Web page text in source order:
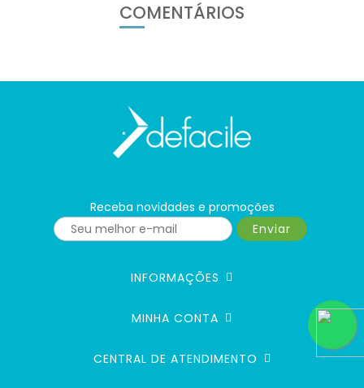
COMENTÁRIOS
Receba novidades e promoções
Enviar
INFORMAÇÕES
MINHA CONTA
CENTRAL DE ATENDIMENTO